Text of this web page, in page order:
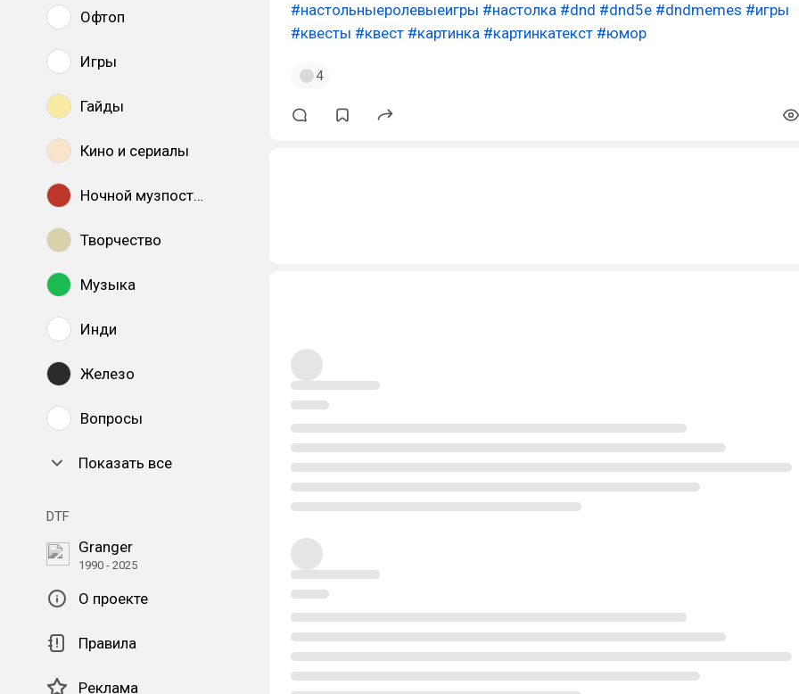
Офтоп
Игры
Гайды
Кино и сериалы
Ночной музпостинг
Творчество
Музыка
Инди
Железо
Вопросы
Показать все
DTF
Granger
1990 - 2025
О проекте
Правила
Реклама
#настольныеролевыеигры #настолка #dnd #dnd5e #dndmemes #игры
#квесты #квест #картинка #картинкатекст #юмор
4